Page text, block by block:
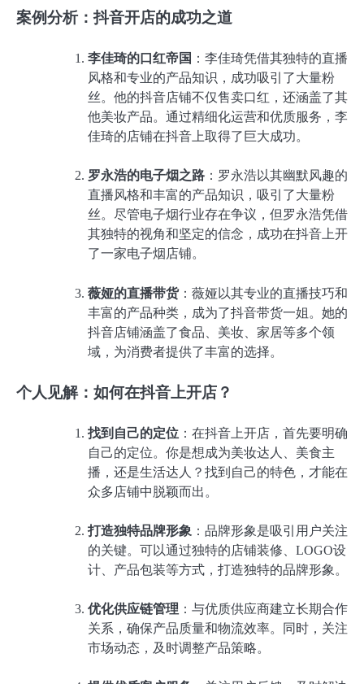
案例分析：抖音开店的成功之道
李佳琦的口红帝国 ：李佳琦凭借其独特的直播
风格和专业的产品知识，成功吸引了大量粉
丝。他的抖音店铺不仅售卖口红，还涵盖了其
他美妆产品。通过精细化运营和优质服务，李
佳琦的店铺在抖音上取得了巨大成功。
罗永浩的电子烟之路 ：罗永浩以其幽默风趣的
直播风格和丰富的产品知识，吸引了大量粉
丝。尽管电子烟行业存在争议，但罗永浩凭借
其独特的视角和坚定的信念，成功在抖音上开
了一家电子烟店铺。
薇娅的直播带货：薇娅以其专业的直播技巧和
丰富的产品种类，成为了抖音带货一姐。她的
抖音店铺涵盖了食品、美妆、家居等多个领
域，为消费者提供了丰富的选择。
个人见解：如何在抖音上开店？
找到自己的定位 ：在抖音上开店，首先要明确
自己的定位。你是想成为美妆达人、美食主
播，还是生活达人？找到自己的特色，才能在
众多店铺中脱颖而出。
打造独特品牌形象 ：品牌形象是吸引用户关注
的关键。可以通过独特的店铺装修、LOGO设
计、产品包装等方式，打造独特的品牌形象。
优化供应链管理 ：与优质供应商建立长期合作
关系，确保产品质量和物流效率。同时，关注
市场动态，及时调整产品策略。